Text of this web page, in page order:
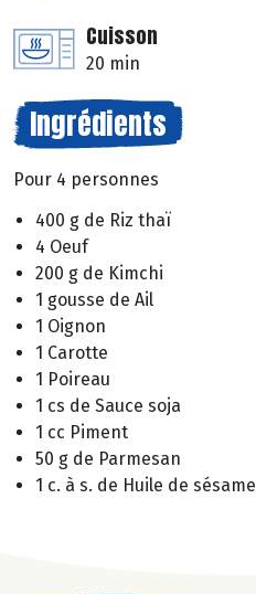
Cuisson
20 min
Ingrédients
Pour 4 personnes
400 g de Riz thaï
4 Oeuf
200 g de Kimchi
1 gousse de Ail
1 Oignon
1 Carotte
1 Poireau
1 cs de Sauce soja
1 cc Piment
50 g de Parmesan
1 c. à s. de Huile de sésame